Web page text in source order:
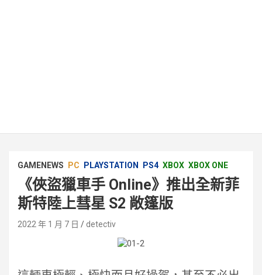
GAMENEWS PC PLAYSTATION PS4 XBOX XBOX ONE
《俠盜獵車手 Online》推出全新菲
斯特陸上彗星 S2 敞篷版
2022 年 1 月 7 日 detectiv